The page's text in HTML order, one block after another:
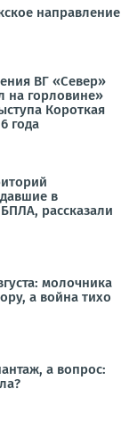
направление
ВГ «Север»
на горловине»
Короткая
года
в
рассказали
молочника
а война тихо
а вопрос: